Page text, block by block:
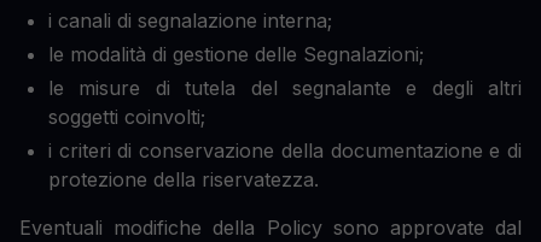
i canali di segnalazione interna;
le modalità di gestione delle Segnalazioni;
le misure di tutela del segnalante e degli altri
soggetti coinvolti;
i criteri di conservazione della documentazione e di
protezione della riservatezza.
Eventuali modifiche della Policy sono approvate dal